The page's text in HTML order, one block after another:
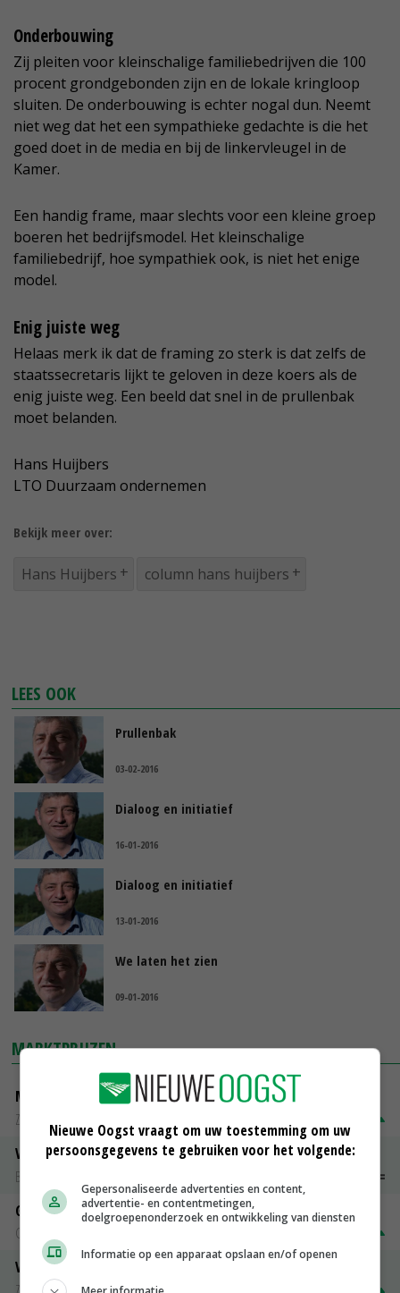
Onderbouwing
Zij pleiten voor kleinschalige familiebedrijven die 100
procent grondgebonden zijn en de lokale kringloop
sluiten. De onderbouwing is echter nogal dun. Neemt
niet weg dat het een sympathieke gedachte is die het
goed doet in de media en bij de linkervleugel in de
Kamer.
Een handig frame, maar slechts voor een kleine groep
boeren het bedrijfsmodel. Het kleinschalige
familiebedrijf, hoe sympathiek ook, is niet het enige
model.
Enig juiste weg
Helaas merk ik dat de framing zo sterk is dat zelfs de
staatssecretaris lijkt te geloven in deze koers als de
enig juiste weg. Een beeld dat snel in de prullenbak
moet belanden.
Hans Huijbers
LTO Duurzaam ondernemen
Bekijk meer over:
Hans Huijbers column hans huijbers
LEES OOK
Prullenbak
03-02-2016
Dialoog en initiatief
16-01-2016
Dialoog en initiatief
13-01-2016
We laten het zien
09-01-2016
MARKTPRIJZEN
Magere melkpoeder
Zuivel NL
Vleeskuikens 2001-2600 gr
Barneveld
Gerst
Groningen
Volle melkpoeder
Nieuwe Oogst vraagt om uw toestemming om uw
persoonsgegevens te gebruiken voor het volgende:
Gepersonaliseerde advertenties en content,
advertentie- en contentmetingen,
doelgroepenonderzoek en ontwikkeling van diensten
Informatie op een apparaat opslaan en/of openen